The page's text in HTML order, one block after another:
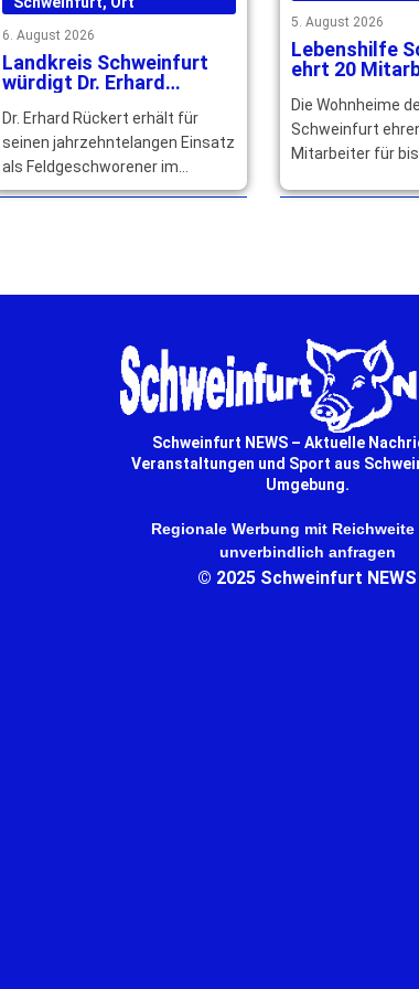
6. August 2026
Landkreis Schweinfurt
würdigt Dr. Erhard
Engagement
Dr. Erhard Rückert erhält für
seinen jahrzehntelangen Einsatz
als Feldgeschworener im
Landkreis Schweinfurt den
5. August 2026
Lebenshilfe
ehrt 20
Die Wohnheime
Schweinfurt
Mitarbeiter für
würdigen ihr
Schweinfurt NEWS – Aktuelle
Veranstaltungen und Sport aus
Umgebung.
Regionale Werbung mit Reichweite
unverbindlich anfragen
© 2025 Schweinfurt NEWS